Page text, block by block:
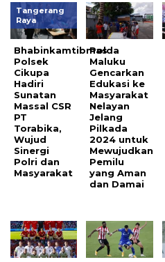
Tangerang
Raya
Bhabinkamtibmas
Polsek
Cikupa
Hadiri
Sunatan
Massal CSR
PT
Torabika,
Wujud
Sinergi
Polri dan
Masyarakat
Polda
Maluku
Gencarkan
Edukasi ke
Masyarakat
Nelayan
Jelang
Pilkada
2024 untuk
Mewujudkan
Pemilu
yang Aman
dan Damai